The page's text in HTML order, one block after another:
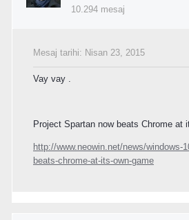
10.294 mesaj
Mesaj tarihi: Nisan 23, 2015
Vay vay .
Project Spartan now beats Chrome at
http://www.neowin.net/news/windows-
beats-chrome-at-its-own-game